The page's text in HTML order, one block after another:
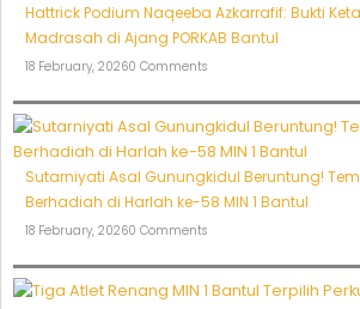
Hattrick Podium Naqeeba Azkarrafif: Bukti
Madrasah di Ajang PORKAB Bantul
18 February, 20260 Comments
Sutarniyati Asal Gunungkidul Beruntung!
Berhadiah di Harlah ke-58 MIN 1 Bantul
18 February, 20260 Comments